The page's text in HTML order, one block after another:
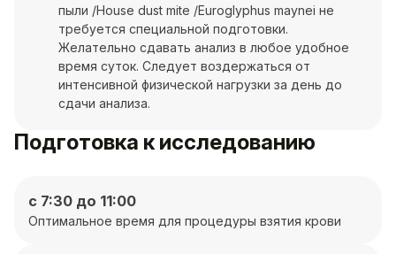
пыли /House dust mite /Euroglyphus maynei не
требуется специальной подготовки.
Желательно сдавать анализ в любое удобное
время суток. Следует воздержаться от
интенсивной физической нагрузки за день до
сдачи анализа.
Подготовка к исследованию
с 7:30 до 11:00
Оптимальное время для процедуры взятия крови